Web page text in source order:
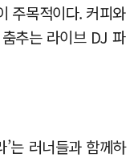
주목적이다. 커피와
추는 라이브 DJ 파
’는 러너들과 함께하